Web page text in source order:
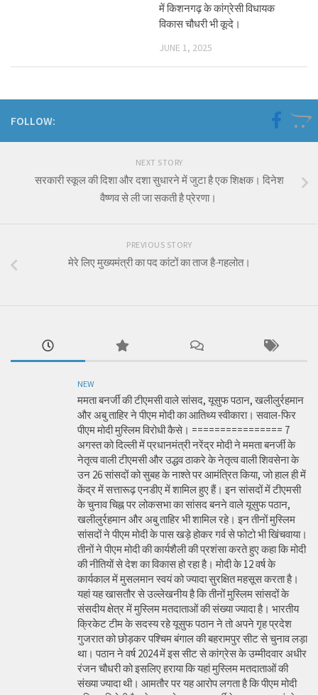
में किशनगढ़ के कांग्रेसी विधायक
विकास चौधरी भी कूदे।
JUNE 1, 2025
FOLLOW:
NEXT STORY
सरकारी स्कूल की दिशा और दशा सुधारने में जुटा है एक शिक्षक। दिनेश
वैष्णव से ली जा सकती है प्रेरणा।
PREVIOUS STORY
मेरे लिए मुख्यमंत्री का पद कांटों का ताज है-गहलोत।
NEW
ममता बनर्जी की टीएमसी वाले सांसद, यूसुफ पठान, खलीलुर्रहमान
और अबु ताहिर ने पीएम मोदी का आतिथ्य स्वीकारा। सवाल-फिर
पीएम मोदी मुस्लिम विरोधी कैसे। ================ 7
अगस्त को दिल्ली में प्रधानमंत्री नरेंद्र मोदी ने ममता बनर्जी के
नेतृत्व वाली टीएमसी और उद्धव ठाकरे के नेतृत्व वाली शिवसेना के
उन 26 सांसदों को सुबह के नाश्ते पर आमंत्रित किया, जो हाल ही में
केंद्र में सत्तारूढ़ एनडीए में शामिल हुए हैं। इन सांसदों में टीएमसी
के चुनाव चिह्न पर लोकसभा का सांसद बनने वाले यूसुफ पठान,
खलीलुर्रहमान और अबु ताहिर भी शामिल रहे। इन तीनों मुस्लिम
सांसदों ने पीएम मोदी के पास खड़े होकर गर्व से फोटो भी खिंचवाया।
तीनों ने पीएम मोदी की कार्यशैली की प्रशंसा करते हुए कहा कि मोदी
की नीतियों से देश का विकास हो रहा है। मोदी के 12 वर्ष के
कार्यकाल में मुसलमान स्वयं को ज्यादा सुरक्षित महसूस करता है।
यहां यह खासतौर से उल्लेखनीय है कि तीनों मुस्लिम सांसदों के
संसदीय क्षेत्र में मुस्लिम मतदाताओं की संख्या ज्यादा है। भारतीय
क्रिकेट टीम के सदस्य रहे यूसुफ पठान ने तो अपने गृह प्रदेश
गुजरात को छोड़कर पश्चिम बंगाल की बहरामपुर सीट से चुनाव लड़ा
था। पठान ने वर्ष 2024 में इस सीट से कांग्रेस के उम्मीदवार अधीर
रंजन चौधरी को इसलिए हराया कि यहां मुस्लिम मतदाताओं की
संख्या ज्यादा थी। आमतौर पर यह आरोप लगता है कि पीएम मोदी